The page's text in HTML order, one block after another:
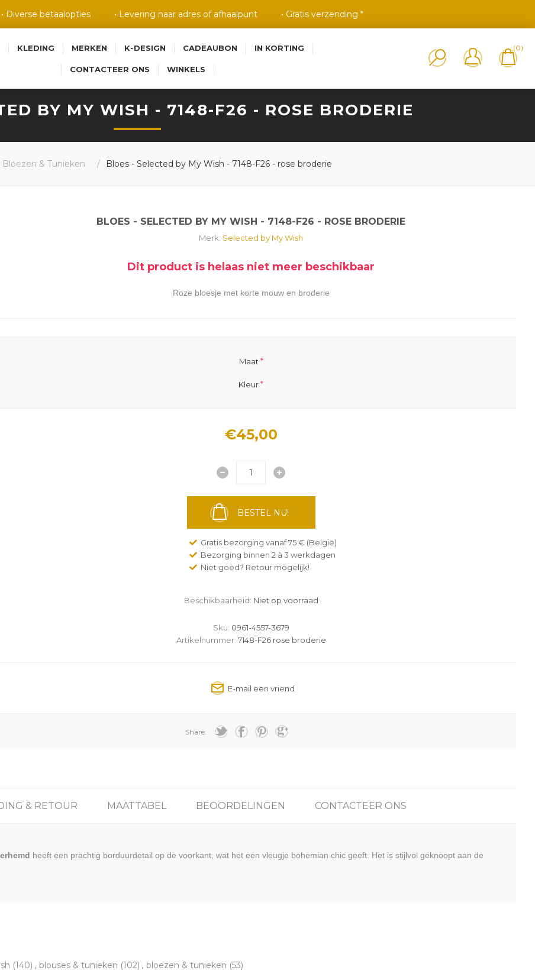
• Diverse betaalopties • Levering naar adres of afhaalpunt • Gratis verzending *
KLEDING MERKEN K-DESIGN CADEAUBON IN KORTING
CONTACTEER ONS WINKELS
(0)
Bloezen & Tunieken / Bloes - Selected by My Wish - 7148-F26 - rose broderie
BY MY WISH - 7148-F26 - ROSE BRODERIE
BLOES - SELECTED BY MY WISH - 7148-F26 - ROSE BRODERIE
Merk: Selected by My Wish
Dit product is helaas niet meer beschikbaar
Roze bloesje met korte mouw en broderie
Maat *
Kleur*
€45,00
BESTEL NU!
Gratis bezorging vanaf 75 € (België)
Bezorging binnen 2 à 3 werkdagen
Niet goed? Retour mogelijk!
Beschikbaarheid: Niet op voorraad
Sku: 0961-4557-3679
Artikelnummer: 7148-F26 rose broderie
Share:
& RETOUR MAATTABEL BEOORDELINGEN CONTACTEER ONS
heeft een prachtig borduurdetail op de voorkant, wat het een vleugje bohemian chic geeft. Het is stijlvol geknoopt aan de
(140) , blouses & tunieken (102) , bloezen & tunieken (53)